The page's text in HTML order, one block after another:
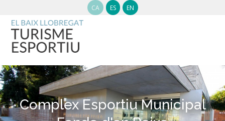
CA ES EN
Complex Esportiu Municipal